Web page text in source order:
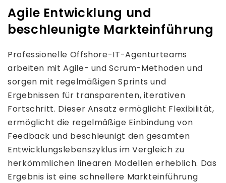
Agile Entwicklung und
beschleunigte Markteinführung
Professionelle Offshore-IT-Agenturteams
arbeiten mit Agile- und Scrum-Methoden und
sorgen mit regelmäßigen Sprints und
Ergebnissen für transparenten, iterativen
Fortschritt. Dieser Ansatz ermöglicht Flexibilität,
ermöglicht die regelmäßige Einbindung von
Feedback und beschleunigt den gesamten
Entwicklungslebenszyklus im Vergleich zu
herkömmlichen linearen Modellen erheblich. Das
Ergebnis ist eine schnellere Markteinführung